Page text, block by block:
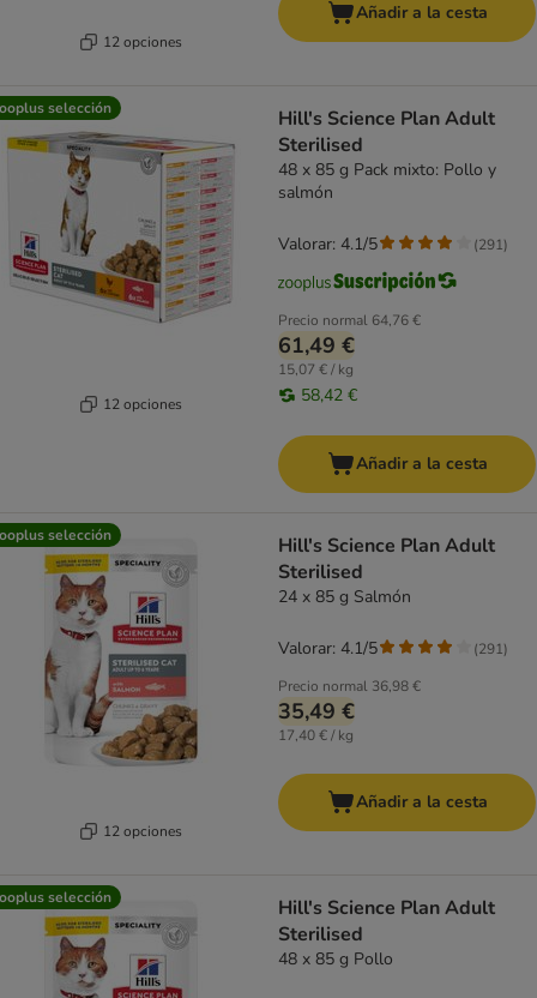
12 opciones
Añadir a la cesta
selección
12 opciones
Hill's Science Plan Adult
Sterilised
48 x 85 g Pack mixto: Pollo y
salmón
Precio normal 64,76 €
61,49 €
15,07 € / kg
58,42 €
Valorar: 4.1/5 (291)
Añadir a la cesta
selección
12 opciones
Hill's Science Plan Adult
Sterilised
24 x 85 g Salmón
Precio normal 36,98 €
35,49 €
17,40 € / kg
Valorar: 4.1/5 (291)
Añadir a la cesta
selección
Hill's Science Plan Adult
Sterilised
48 x 85 g Pollo